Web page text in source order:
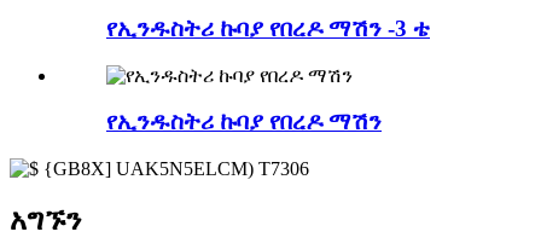
የኢንዱስትሪ ኩባያ የበረዶ ማሽን -3 ቴ
የኢንዱስትሪ ኩባያ የበረዶ ማሽን
አግኙን